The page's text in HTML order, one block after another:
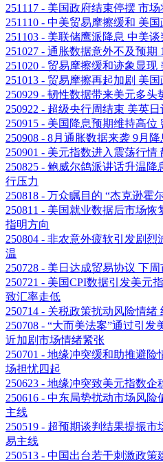
251117 - 美国政府结束停摆 市
251110 - 中美贸易摩擦缓和 美
251103 - 美联储鹰派降息 中美
251027 - 通胀数据意外不及预
251020 - 贸易摩擦缓和迹象显
251013 - 贸易摩擦再起加剧 美
250929 - 韧性数据带来美元多
250922 - 超级央行周结束 美英
250915 - 美国降息预期维持高
250908 - 8月通胀数据来袭 9月
250901 - 美元指数进入震荡行
250825 - 鲍威尔鸽派讲话升温
行压力
250818 - 万众瞩目的 “杰克逊霍
250811 - 美国就业数据后市场
指明方向
250804 - 非农意外疲软引发剧
温
250728 - 美日达成贸易协议 下
250721 - 美国CPI数据引发美元
致汇率走低
250714 - 关税政策扰动风险情
250708 - “大而美法案”通过引
近加剧市场情绪紧张
250701 - 地缘冲突缓和助推避
场担忧四起
250623 - 地缘冲突致美元指数企
250616 - 中东局势扰动市场风
主线
250519 - 超预期谈判结果提振
易主线
250513 - 中国出台若干刺激政